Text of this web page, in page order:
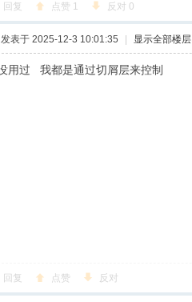
回复 点赞 1 反对 0
发表于 2025-12-3 10:01:35 显示全部楼层
用过 我都是通过切屑层来控制
回复 点赞 反对